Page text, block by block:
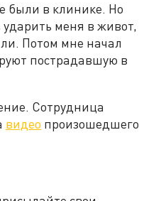
были в клинике. Но
меня в живот,
Потом мне начал
пострадавшую в
Сотрудница
видео произошедшего